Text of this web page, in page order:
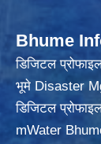
Bhume
डिजिटल
भूमे Disaster
डिजिटल
mWater